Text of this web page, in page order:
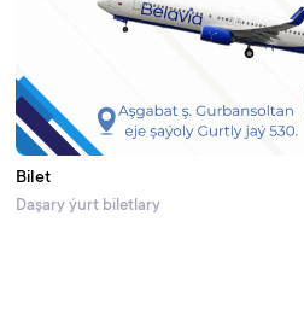
Bilet
Daşary ýurt biletlary